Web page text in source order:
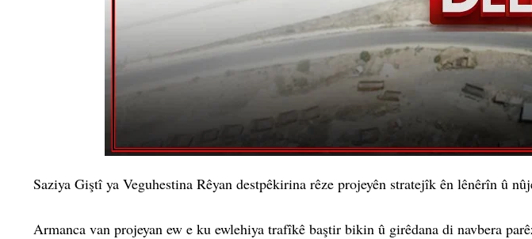
Saziya Giştî ya Veguhestina Rêyan destpêkirina rêze projeyên stratejîk ên lênêrîn û
Armanca van projeyan ew e ku ewlehiya trafîkê baştir bikin û girêdana di navbera